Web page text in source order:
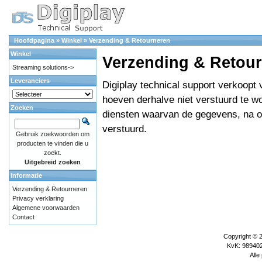
Hoofdpagina » Winkel » Verzending & Retourneren
Verzending &
Digiplay technical support verkoopt
hoeven derhalve niet verstuurd te
diensten waarvan de gegevens, na
verstuurd.
Winkel
Streaming solutions->
Leveranciers
Zoeken
Gebruik zoekwoorden om
producten te vinden die u
zoekt.
Uitgebreid zoeken
Informatie
Verzending & Retourneren
Privacy verklaring
Algemene voorwaarden
Contact
Copyright ©
KvK:
Alle